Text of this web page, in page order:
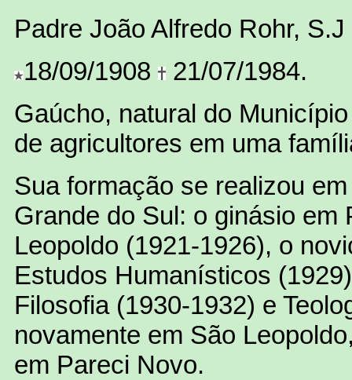
Padre João Alfredo Rohr, S.J
18/09/1908
21/07/1984.
Gaúcho, natural do
de agricultores em uma
Sua formação se realizou
Grande do Sul: o ginásio em
Leopoldo (1921-1926), o
Estudos Humanísticos
Filosofia (1930-1932) e
novamente em São
em Pareci Novo.